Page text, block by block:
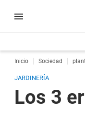
Inicio Sociedad
JARDINERÍA
Los 3